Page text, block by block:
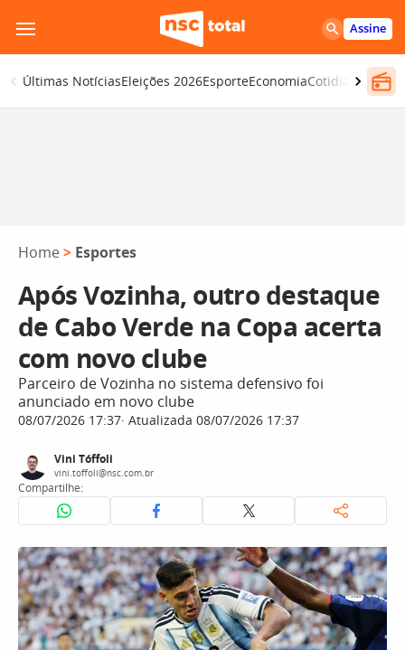
para
o
conteúdo
Assine
Últimas NotíciasEleições 2026EsporteEconomiaCotidiano
Home > Esportes
Após Vozinha, outro destaque
de Cabo Verde na Copa acerta
com novo clube
Parceiro de Vozinha no sistema defensivo foi
anunciado em novo clube
08/07/2026 17:37 Atualizada 08/07/2026 17:37
Vini Tóffoli
vini.toffoli@nsc.com.br
Compartilhe: